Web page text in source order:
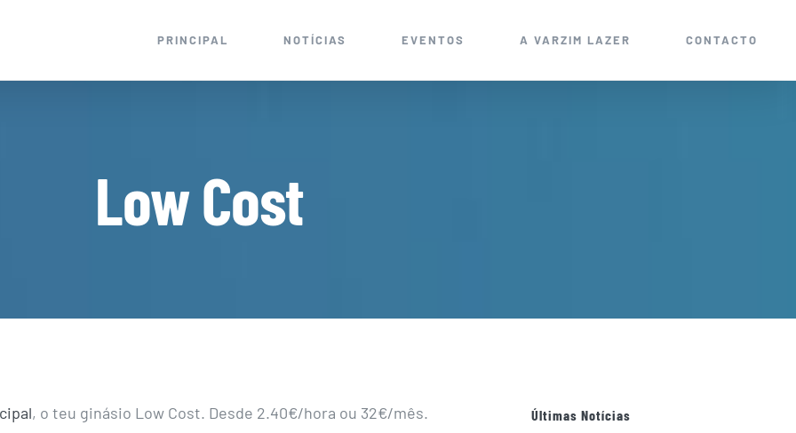
PRINCIPAL NOTÍCIAS EVENTOS A VARZIM LAZER CONTACTO
Low Cost
, o teu ginásio Low Cost. Desde 2.40€/hora ou 32€/mês. Últimas Notícias